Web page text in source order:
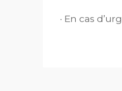
· En cas